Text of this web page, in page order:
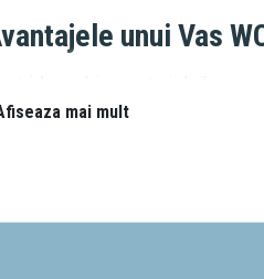
unui Vas
mai facila. Alaturi de acest produs,
mai mult